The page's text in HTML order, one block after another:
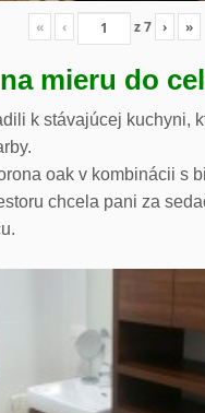
« ‹ z7 › »
mieru do
k stávajúcej kuchyni,
oak v kombinácii s
chcela pani za